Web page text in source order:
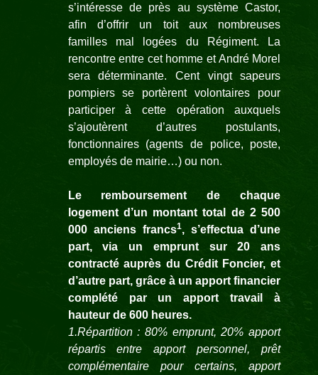
s’intéresse de près au système Castor,
afin d’offrir un toit aux nombreuses
familles mal logées du Régiment. La
rencontre entre cet homme et André Morel
sera déterminante. Cent vingt sapeurs
pompiers se portèrent volontaires pour
participer à cette opération auxquels
s’ajoutèrent d’autres postulants,
fonctionnaires (agents de police, poste,
employés de mairie…) ou non.
Le remboursement de chaque
logement d’un montant total de 2 500
000 anciens francs1, s’effectua d’une
part, via un emprunt sur 20 ans
contracté auprès du Crédit Foncier, et
d’autre part, grâce à un apport financier
complété par un apport travail à
hauteur de 600 heures.
1.Répartition : 80% emprunt, 20% apport
répartis entre apport personnel, prêt
complémentaire pour certains, apport